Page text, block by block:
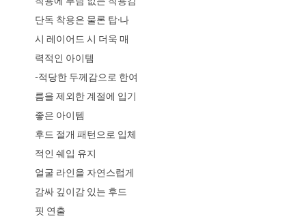
단독 착용은 물론 탑·나
시 레이어드 시 더욱 매
력적인 아이템
-적당한 두께감으로 한여
름을 제외한 계절에 입기
좋은 아이템
후드 절개 패턴으로 입체
적인 쉐입 유지
얼굴 라인을 자연스럽게
감싸 깊이감 있는 후드
핏 연출